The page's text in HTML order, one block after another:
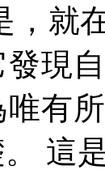
，就
發現
有
這